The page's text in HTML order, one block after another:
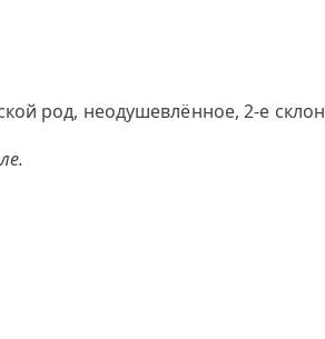
род, неодушевлённое, 2-е